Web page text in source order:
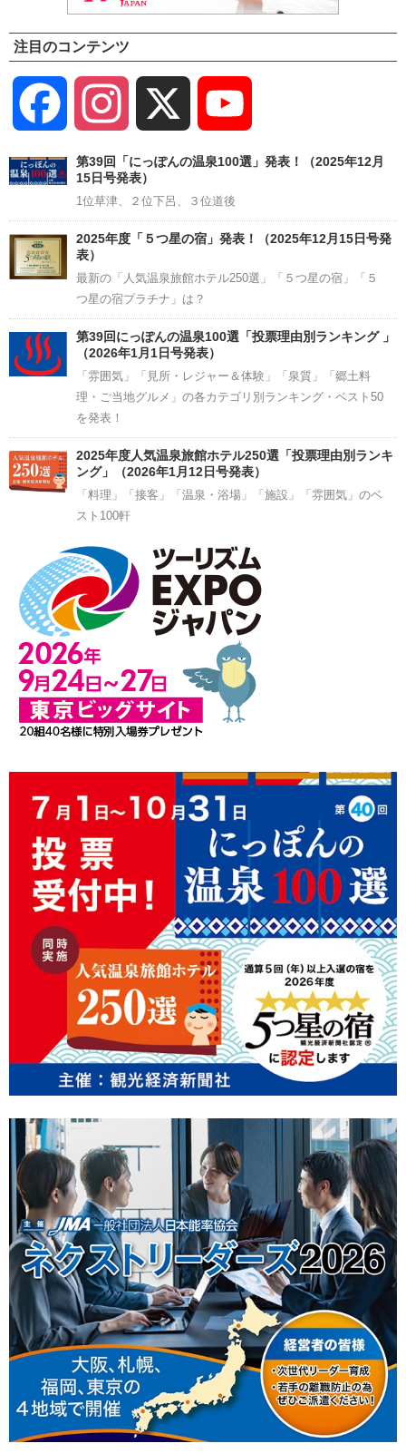
注目のコンテンツ
Facebook Instagram
Channel
第39回「にっぽんの温泉100選」発表！（2025年12月
15日号発表）
1位草津、２位下呂、３位道後
2025年度「５つ星の宿」発表！（2025年12月15日号発
表）
最新の「人気温泉旅館ホテル250選」「５つ星の宿」「５
つ星の宿プラチナ」は？
第39回にっぽんの温泉100選「投票理由別ランキング 」
（2026年1月1日号発表）
「雰囲気」「見所・レジャー＆体験」「泉質」「郷土料
理・ご当地グルメ」の各カテゴリ別ランキング・ベスト50
を発表！
2025年度人気温泉旅館ホテル250選「投票理由別ランキ
ング」（2026年1月12日号発表）
「料理」「接客」「温泉・浴場」「施設」「雰囲気」のベ
スト100軒